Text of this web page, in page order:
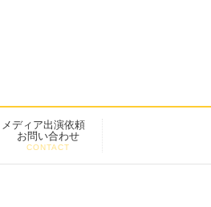
メディア出演依頼
お問い合わせ
CONTACT